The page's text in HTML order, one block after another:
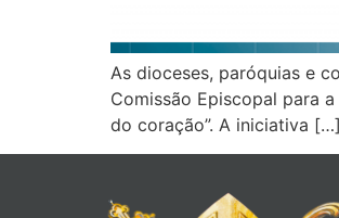
As dioceses, paróquias e
Comissão Episcopal para
do coração”. A iniciativa […]